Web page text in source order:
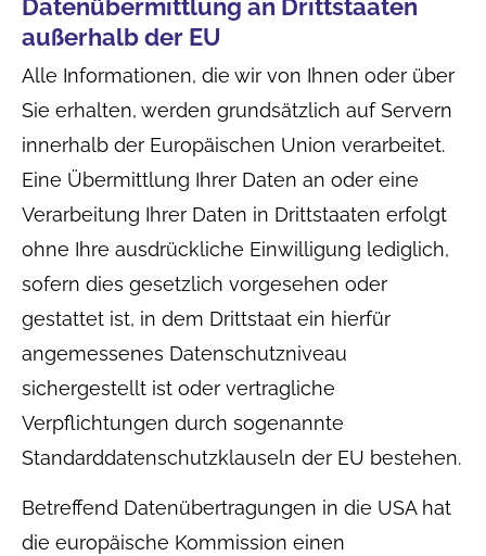
Datenübermittlung an Drittstaaten
außerhalb der EU
Alle Informationen, die wir von Ihnen oder über
Sie erhalten, werden grundsätzlich auf Servern
innerhalb der Europäischen Union verarbeitet.
Eine Übermittlung Ihrer Daten an oder eine
Verarbeitung Ihrer Daten in Drittstaaten erfolgt
ohne Ihre ausdrückliche Einwilligung lediglich,
sofern dies gesetzlich vorgesehen oder
gestattet ist, in dem Drittstaat ein hierfür
angemessenes Datenschutzniveau
sichergestellt ist oder vertragliche
Verpflichtungen durch sogenannte
Standarddatenschutzklauseln der EU bestehen.
Betreffend Datenübertragungen in die USA hat
die europäische Kommission einen